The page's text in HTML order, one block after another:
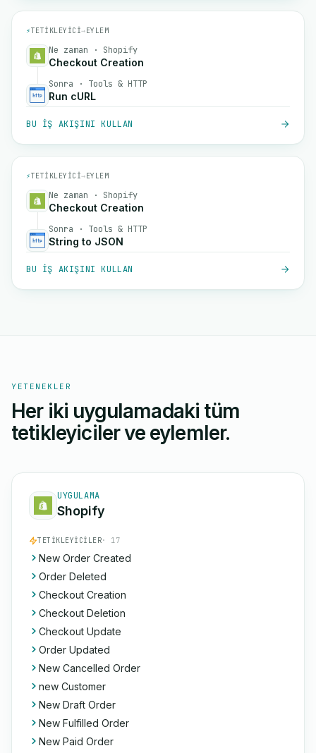
⚡TETIKLEYICI→EYLEM
Ne zaman · Shopify
Checkout Creation
Sonra · Tools & HTTP
Run cURL
BU IŞ AKIŞINI KULLAN
⚡TETIKLEYICI→EYLEM
Ne zaman · Shopify
Checkout Creation
Sonra · Tools & HTTP
String to JSON
BU IŞ AKIŞINI KULLAN
YETENEKLER
Her iki uygulamadaki tüm
tetikleyiciler ve eylemler.
UYGULAMA
Shopify
TETIKLEYICILER· 17
New Order Created
Order Deleted
Checkout Creation
Checkout Deletion
Checkout Update
Order Updated
New Cancelled Order
new Customer
New Draft Order
New Fulfilled Order
New Paid Order